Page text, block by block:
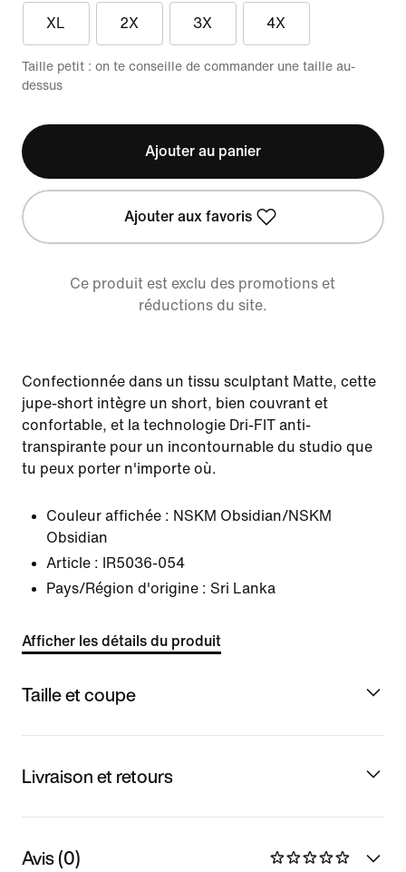
XL 2X 3X 4X
Taille petit : on te conseille de commander une taille au-
dessus
Ajouter au panier
Ajouter aux favoris
Ce produit est exclu des promotions et
réductions du site.
Confectionnée dans un tissu sculptant Matte, cette
jupe-short intègre un short, bien couvrant et
confortable, et la technologie Dri-FIT anti-
transpirante pour un incontournable du studio que
tu peux porter n'importe où.
Couleur affichée : NSKM Obsidian/NSKM
Obsidian
Article :
IR5036-054
Pays/Région d'origine : Sri Lanka
Afficher les détails du produit
Taille et coupe
Livraison et retours
Avis (0)